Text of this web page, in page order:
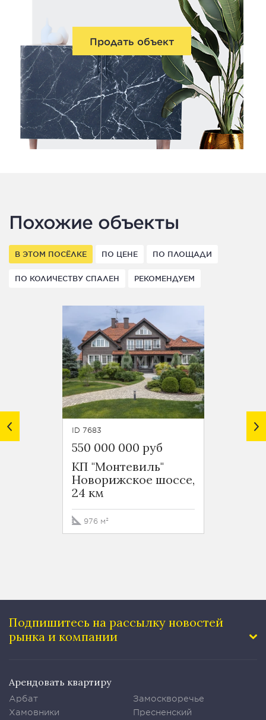
Продать объект
Похожие объекты
В ЭТОМ ПОСЁЛКЕ ПО ЦЕНЕ ПО ПЛОЩАДИ
ПО КОЛИЧЕСТВУ СПАЛЕН РЕКОМЕНДУЕМ
ID 7683
550 000 000 руб
КП "Монтевиль"
Новорижское шоссе,
24 км
976 м²
ID 8108
Подпишитесь на рассылку новостей
рынка и компании
Арендовать квартиру
Арбат
Хамовники
Замоскворечье
Пресненский